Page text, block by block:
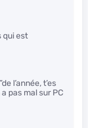
qui est
l’année, t’es
pas mal sur PC